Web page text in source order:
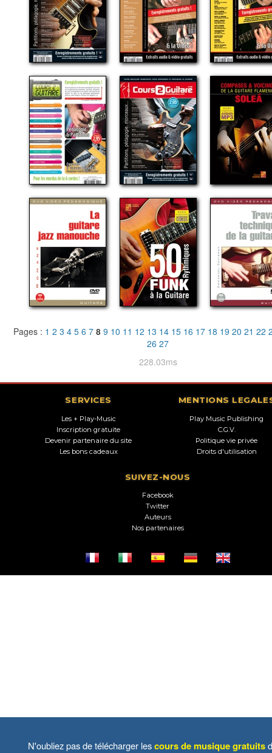
Pages : 1 2 3 4 5 6 7 8 9 10 11 12 13 14 15 16 17 18 19 20 21 22
26 27
228.03ms
SERVICES
Les + Play-Music
Inscription gratuite
Devenir partenaire du site
Les bons cadeaux
MENTIONS
Play Music Publishing
C.G.V.
Politique vie privée
Droits d'utilisation
SUIVEZ-NOUS
Facebook
Twitter
Auteurs
Nos partenaires
N'oubliez pas de télécharger lescours de musique gratuits